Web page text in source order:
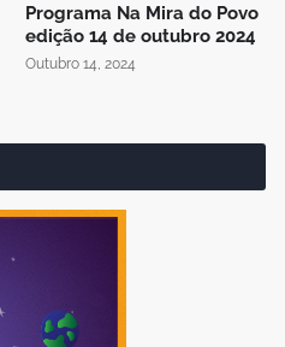
Programa Na Mira do Povo
edição 14 de outubro 2024
Outubro 14, 2024